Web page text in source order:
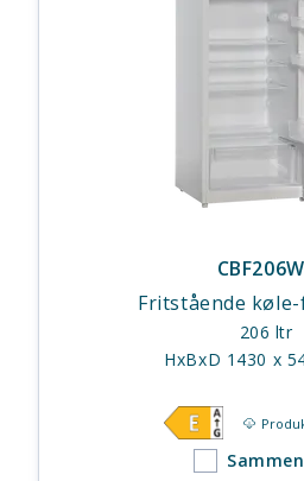
Fritstående
206 ltr
HxBxD 1430